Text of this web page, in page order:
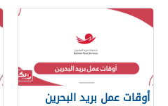
أوقات عمل بريد البحرين